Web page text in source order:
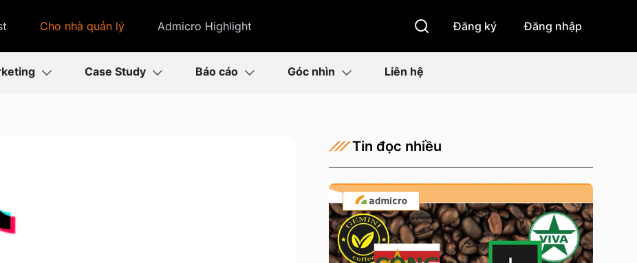
Cho nhà quản lý Admicro Highlight Đăng ký Đăng nhập
Case Study Báo cáo Góc nhìn Liên hệ
Tin đọc nhiều